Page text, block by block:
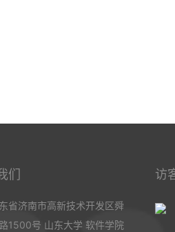
们
省济南市高新技术开发区舜
1500号 山东大学 软件学院
访